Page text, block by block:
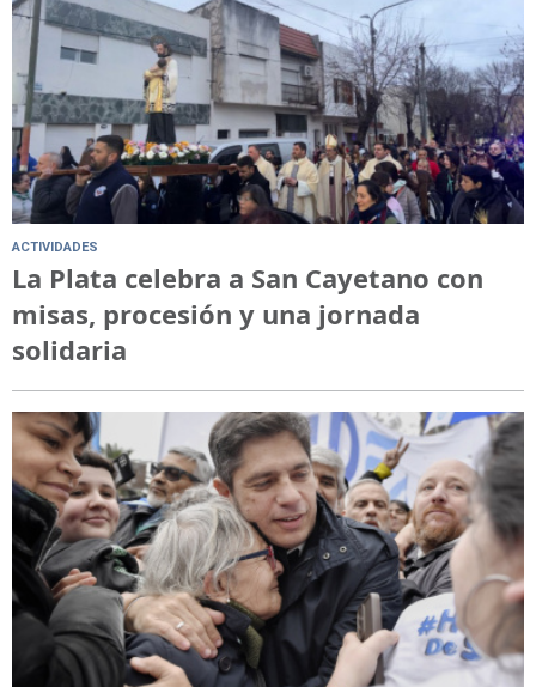
ACTIVIDADES
La Plata celebra a San Cayetano con
misas, procesión y una jornada
solidaria